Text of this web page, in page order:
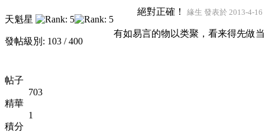
天魁星
發帖級別: 103 / 400
帖子
703
精華
1
積分
絕對正確！ 緣生 發表於 2013-4-16
有如易言的物以类聚，看来得先做